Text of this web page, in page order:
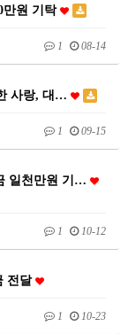
만원 기탁
1 08-14
사랑, 대…
1 09-15
일천만원 기…
1 10-12
전달
1 10-23